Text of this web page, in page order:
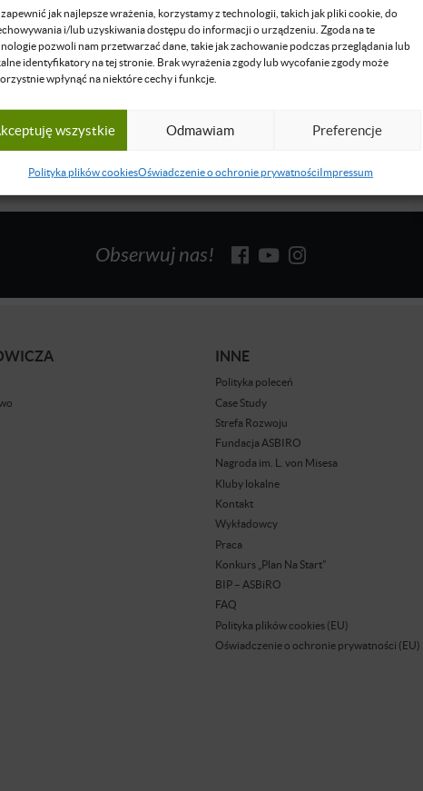
jak najlepsze wrażenia, korzystamy z technologii, takich jak pliki cookie, do
i/lub uzyskiwania dostępu do informacji o urządzeniu. Zgoda na te
pozwoli nam przetwarzać dane, takie jak zachowanie podczas przeglądania lub
identyfikatory na tej stronie. Brak wyrażenia zgody lub wycofanie zgody może
wpłynąć na niektóre cechy i funkcje.
wszystkie Odmawiam Preferencje
Polityka plików cookiesOświadczenie o ochronie prywatnościImpressum
FSO.
więcej
Obserwuj nas!
INNE
Polityka poleceń
Case Study
Strefa Rozwoju
Fundacja ASBIRO
Nagroda im. L. von Misesa
Kluby lokalne
Kontakt
Wykładowcy
Praca
Konkurs „Plan Na Start”
BIP – ASBiRO
FAQ
Polityka plików cookies (EU)
Oświadczenie o ochronie prywatności (EU)